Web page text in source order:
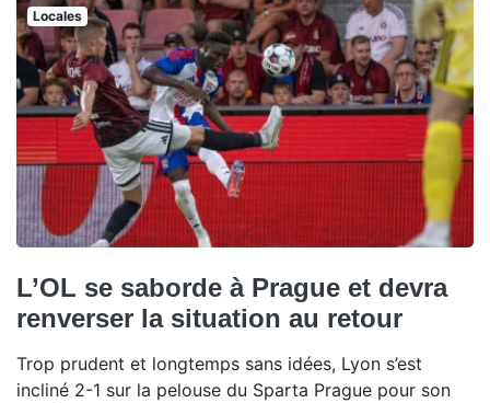
Locales
L’OL se saborde à Prague et devra
renverser la situation au retour
Trop prudent et longtemps sans idées, Lyon s’est
incliné 2-1 sur la pelouse du Sparta Prague pour son